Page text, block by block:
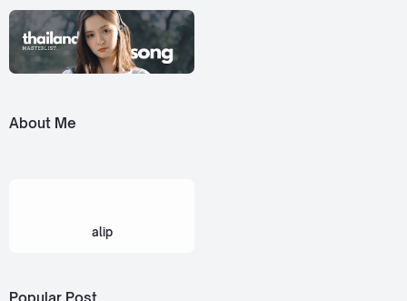
About Me
alip
Popular Post